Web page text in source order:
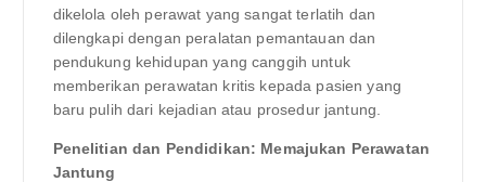
dikelola oleh perawat yang sangat terlatih dan
dilengkapi dengan peralatan pemantauan dan
pendukung kehidupan yang canggih untuk
memberikan perawatan kritis kepada pasien yang
baru pulih dari kejadian atau prosedur jantung.
Penelitian dan Pendidikan: Memajukan Perawatan
Jantung